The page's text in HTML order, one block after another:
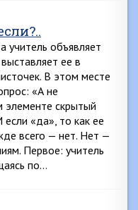
учитель объявляет
ее в
В этом месте
«А не
элементе скрытый
если «да», то как ее
всего — нет. Нет —
Первое: учитель
по…